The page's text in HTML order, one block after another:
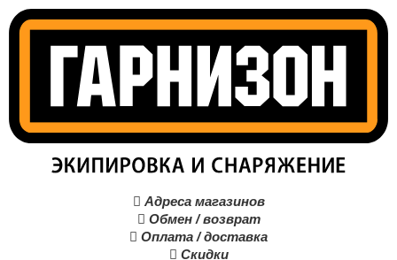
 Адреса магазинов
 Обмен / возврат
 Оплата / доставка
 Скидки